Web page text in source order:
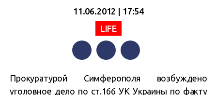
11.06.2012 | 17:54
LIFE
Прокуратурой Симферополя возбуждено
уголовное дело по ст.166 УК Украины по факту